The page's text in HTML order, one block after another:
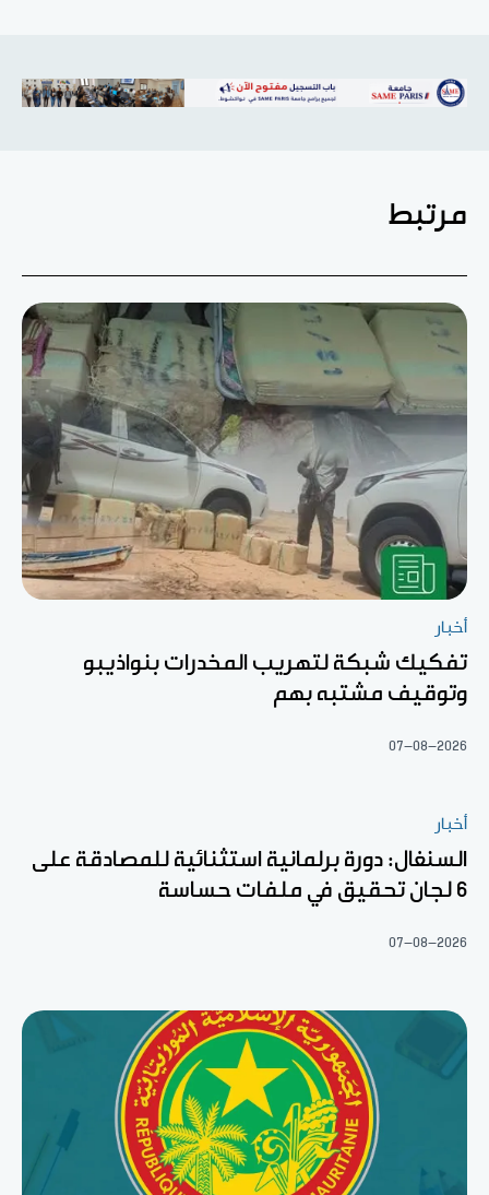
مرتبط
أخبار
تفكيك شبكة لتهريب المخدرات بنواذيبو
وتوقيف مشتبه بهم
07-08-2026
أخبار
السنغال: دورة برلمانية استثنائية للمصادقة على
6 لجان تحقيق في ملفات حساسة
07-08-2026